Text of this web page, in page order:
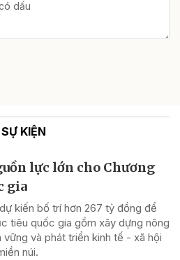
KIỆN
lực lớn cho Chương
gia
kiến bố trí hơn 267 tỷ đồng để
tiêu quốc gia gồm xây dựng nông
và phát triển kinh tế - xã hội
núi.